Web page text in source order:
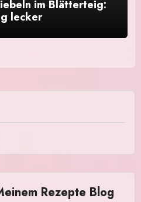
im Blätterteig:
lecker
Rezepte Blog